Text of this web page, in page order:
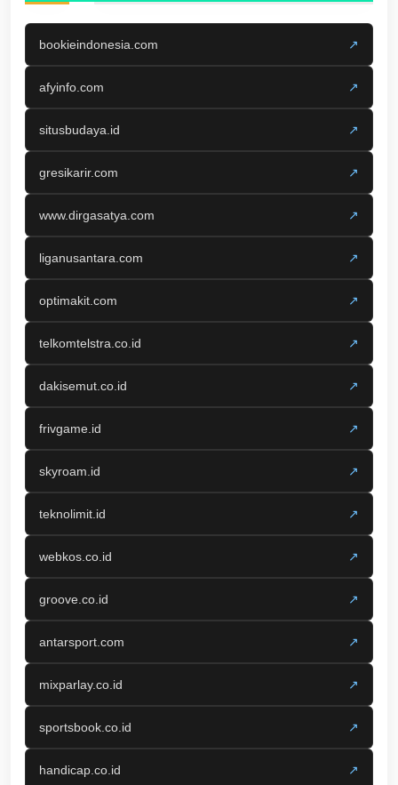
bookieindonesia.com ↗
afyinfo.com ↗
situsbudaya.id ↗
gresikarir.com ↗
www.dirgasatya.com ↗
liganusantara.com ↗
optimakit.com ↗
telkomtelstra.co.id ↗
dakisemut.co.id ↗
frivgame.id ↗
skyroam.id ↗
teknolimit.id ↗
webkos.co.id ↗
groove.co.id ↗
antarsport.com ↗
mixparlay.co.id ↗
sportsbook.co.id ↗
handicap.co.id ↗